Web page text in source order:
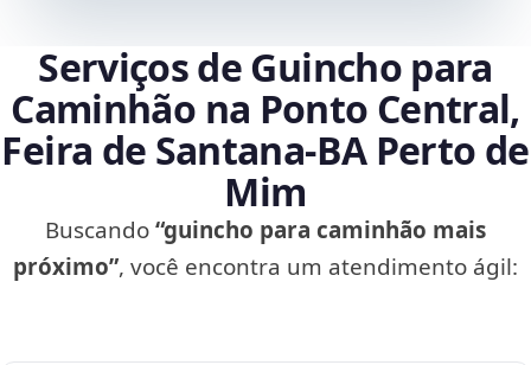
Serviços de Guincho para
Caminhão na Ponto Central,
Feira de Santana‑BA Perto de
Mim
Buscando“guincho para caminhão mais
próximo”, você encontra um atendimento ágil: